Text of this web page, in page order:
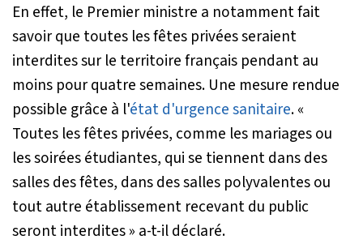
En effet, le Premier ministre a notamment fait
savoir que toutes les fêtes privées seraient
interdites sur le territoire français pendant au
moins pour quatre semaines. Une mesure rendue
possible grâce à l'état d'urgence sanitaire.«
Toutes les fêtes privées, comme les mariages ou
les soirées étudiantes, qui se tiennent dans des
salles des fêtes, dans des salles polyvalentes ou
tout autre établissement recevant du public
seront interdites » a-t-il déclaré.